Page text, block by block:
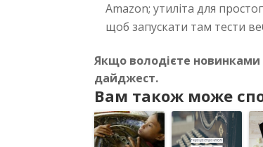
Amazon; утиліта для
щоб запускати там тести
Якщо володієте новинками
дайджест.
Вам також може